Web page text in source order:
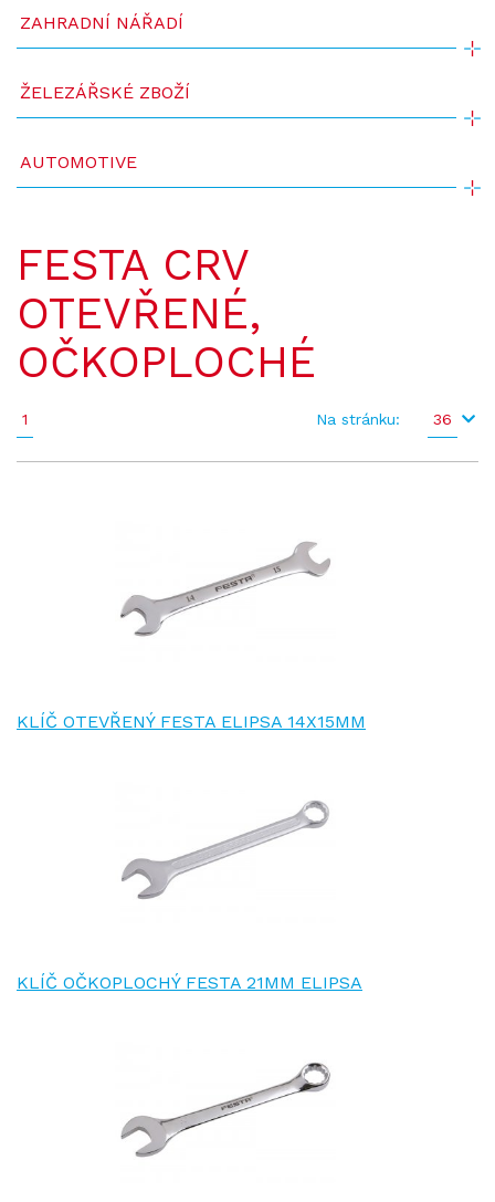
ZAHRADNÍ NÁŘADÍ
ŽELEZÁŘSKÉ ZBOŽÍ
AUTOMOTIVE
FESTA CRV
OTEVŘENÉ,
OČKOPLOCHÉ
1 Na stránku: 36
KLÍČ OTEVŘENÝ FESTA ELIPSA 14X15MM
KLÍČ OČKOPLOCHÝ FESTA 21MM ELIPSA